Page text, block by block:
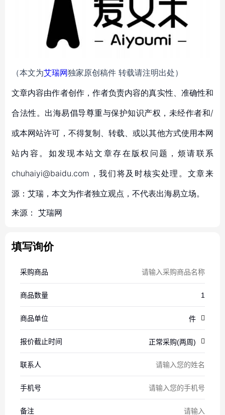
（本文为艾瑞网独家原创稿件 转载请注明出处）
文章内容由作者创作，作者负责内容的真实性、准确性和
合法性。出海易倡导尊重与保护知识产权，未经作者和/
或本网站许可，不得复制、转载、或以其他方式使用本网
站内容。如发现本站文章存在版权问题，烦请联系
chuhaiyi@baidu.com，我们将及时核实处理。文章来
源：艾瑞，本文为作者独立观点，不代表出海易立场。
来源： 艾瑞网
填写询价